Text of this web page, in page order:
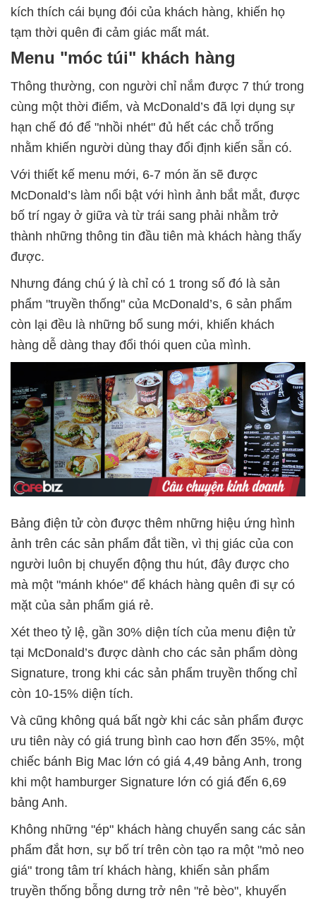
kích thích cái bụng đói của khách hàng, khiến họ
tạm thời quên đi cảm giác mất mát.
Menu "móc túi" khách hàng
Thông thường, con người chỉ nắm được 7 thứ trong
cùng một thời điểm, và McDonald’s đã lợi dụng sự
hạn chế đó để "nhồi nhét" đủ hết các chỗ trống
nhằm khiến người dùng thay đổi định kiến sẵn có.
Với thiết kế menu mới, 6-7 món ăn sẽ được
McDonald’s làm nổi bật với hình ảnh bắt mắt, được
bố trí ngay ở giữa và từ trái sang phải nhằm trở
thành những thông tin đầu tiên mà khách hàng thấy
được.
Nhưng đáng chú ý là chỉ có 1 trong số đó là sản
phẩm "truyền thống" của McDonald’s, 6 sản phẩm
còn lại đều là những bổ sung mới, khiến khách
hàng dễ dàng thay đổi thói quen của mình.
Bảng điện tử còn được thêm những hiệu ứng hình
ảnh trên các sản phẩm đắt tiền, vì thị giác của con
người luôn bị chuyển động thu hút, đây được cho
mà một "mánh khóe" để khách hàng quên đi sự có
mặt của sản phẩm giá rẻ.
Xét theo tỷ lệ, gần 30% diện tích của menu điện tử
tại McDonald’s được dành cho các sản phẩm dòng
Signature, trong khi các sản phẩm truyền thống chỉ
còn 10-15% diện tích.
Và cũng không quá bất ngờ khi các sản phẩm được
ưu tiên này có giá trung bình cao hơn đến 35%, một
chiếc bánh Big Mac lớn có giá 4,49 bảng Anh, trong
khi một hamburger Signature lớn có giá đến 6,69
bảng Anh.
Không những "ép" khách hàng chuyển sang các sản
phẩm đắt hơn, sự bố trí trên còn tạo ra một "mỏ neo
giá" trong tâm trí khách hàng, khiến sản phẩm
truyền thống bỗng dưng trở nên "rẻ bèo", khuyến